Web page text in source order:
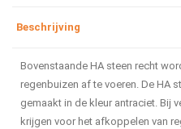
Beschrijving
Bovenstaande HA steen recht
regenbuizen af te voeren. De HA
gemaakt in de kleur antraciet. Bij
krijgen voor het afkoppelen van